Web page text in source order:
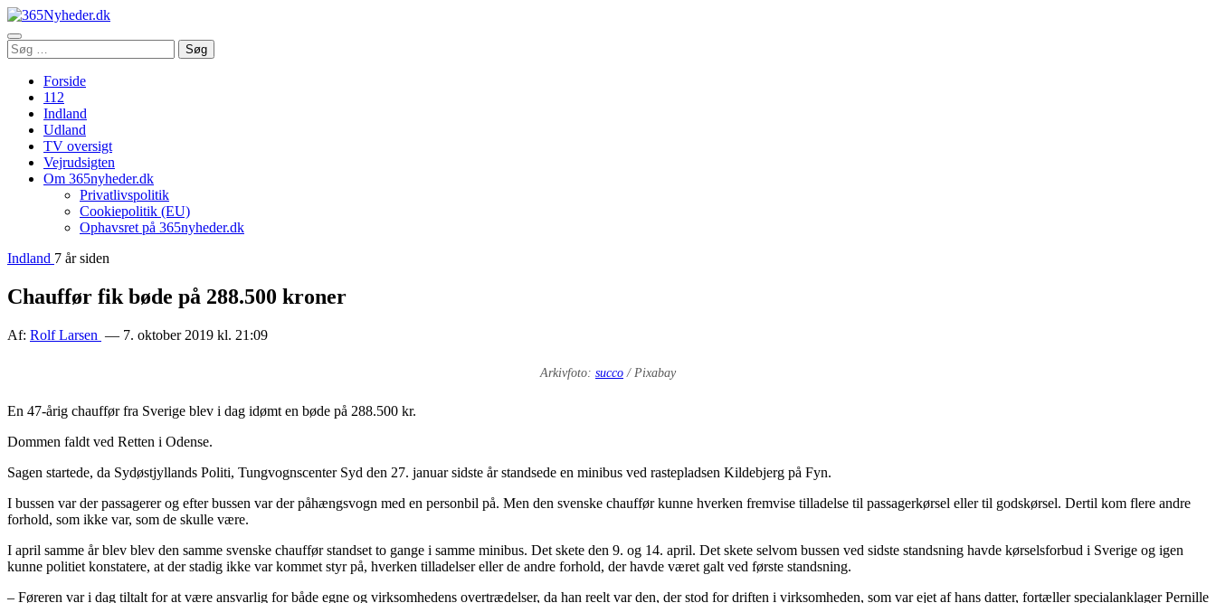
Åbn
menu
Søg
efter:
Søg
Forside
112
Indland
Udland
TV oversigt
Vejrudsigten
Om 365nyheder.dk
Privatlivspolitik
Cookiepolitik (EU)
Ophavsret på 365nyheder.dk
Indland 7 år siden
Chauffør fik bøde på 288.500 kroner
Af: Rolf Larsen — 7. oktober 2019 kl. 21:09
Arkivfoto: succo / Pixabay
En 47-årig chauffør fra Sverige blev i dag idømt en bøde på 288.500 kr.
Dommen faldt ved Retten i Odense.
Sagen startede, da Sydøstjyllands Politi, Tungvognscenter Syd den 27. januar sidste år standsede en minibus ved rastepladsen Kildebjerg på Fyn.
I bussen var der passagerer og efter bussen var der påhængsvogn med en personbil på. Men den svenske chauffør kunne hverken fremvise tilladelse til passagerkørsel eller til godskørsel. Dertil kom flere andre
forhold, som ikke var, som de skulle være.
I april samme år blev blev den samme svenske chauffør standset to gange i samme minibus. Det skete den 9. og 14. april. Det skete selvom bussen ved sidste standsning havde kørselsforbud i Sverige og igen
kunne politiet konstatere, at der stadig ikke var kommet styr på, hverken tilladelser eller de andre forhold, der havde været galt ved første standsning.
– Føreren var i dag tiltalt for at være ansvarlig for både egne og virksomhedens overtrædelser, da han reelt var den, der stod for driften i virksomheden, som var ejet af hans datter, fortæller specialanklager Pernille